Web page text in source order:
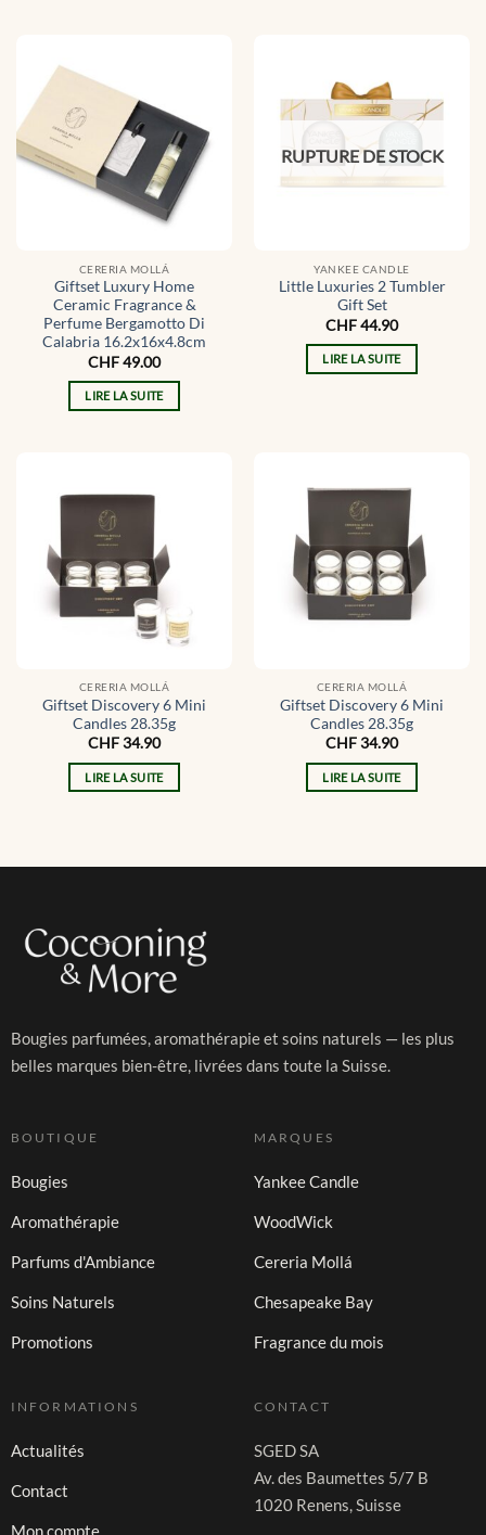
CERERIA MOLLÁ
Giftset Luxury Home
Ceramic Fragrance &
Perfume Bergamotto Di
Calabria 16.2x16x4.8cm
CHF49.00
LIRE LA SUITE
RUPTURE DE STOCK
YANKEE CANDLE
Little Luxuries 2 Tumbler
Gift Set
CHF44.90
LIRE LA SUITE
CERERIA MOLLÁ
Giftset Discovery 6 Mini
Candles 28.35g
CHF34.90
LIRE LA SUITE
CERERIA MOLLÁ
Giftset Discovery 6 Mini
Candles 28.35g
CHF34.90
LIRE LA SUITE
Bougies parfumées, aromathérapie et soins naturels — les plus
belles marques bien-être, livrées dans toute la Suisse.
BOUTIQUE
Bougies
Aromathérapie
Parfums d'Ambiance
Soins Naturels
Promotions
MARQUES
Yankee Candle
WoodWick
Cereria Mollá
Chesapeake Bay
Fragrance du mois
INFORMATIONS
Actualités
Contact
Mon compte
CONTACT
SGED SA
Av. des Baumettes 5/7 B
1020 Renens, Suisse